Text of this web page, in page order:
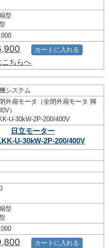
型
こちらへ
カートに入れる
システム
外扇モータ（全閉外扇モータ 脚
）
U-30kW-2P-200/400V
日立モーター
U-30kW-2P-200/400V
型
カートに入れる